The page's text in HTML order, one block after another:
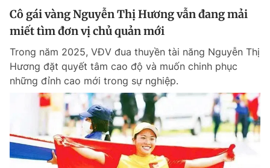
Chuyên mục khác
Chào ngày mới Tin 24h
Tin thị trường Tin 360
Thông tin tài khoản
Đổi mật khẩu
Tin đã lưu
Tin đã xem
Đăng xuất
Cô gái vàng Nguyễn Thị Hương vẫn đang mải
miết tìm đơn vị chủ quản mới
Trong năm 2025, VĐV đua thuyền tài năng Nguyễn Thị
Hương đặt quyết tâm cao độ và muốn chinh phục
những đỉnh cao mới trong sự nghiệp.